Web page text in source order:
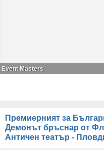
Event Masters
Премиерният за
Демонът бръснар от
Античен театър -